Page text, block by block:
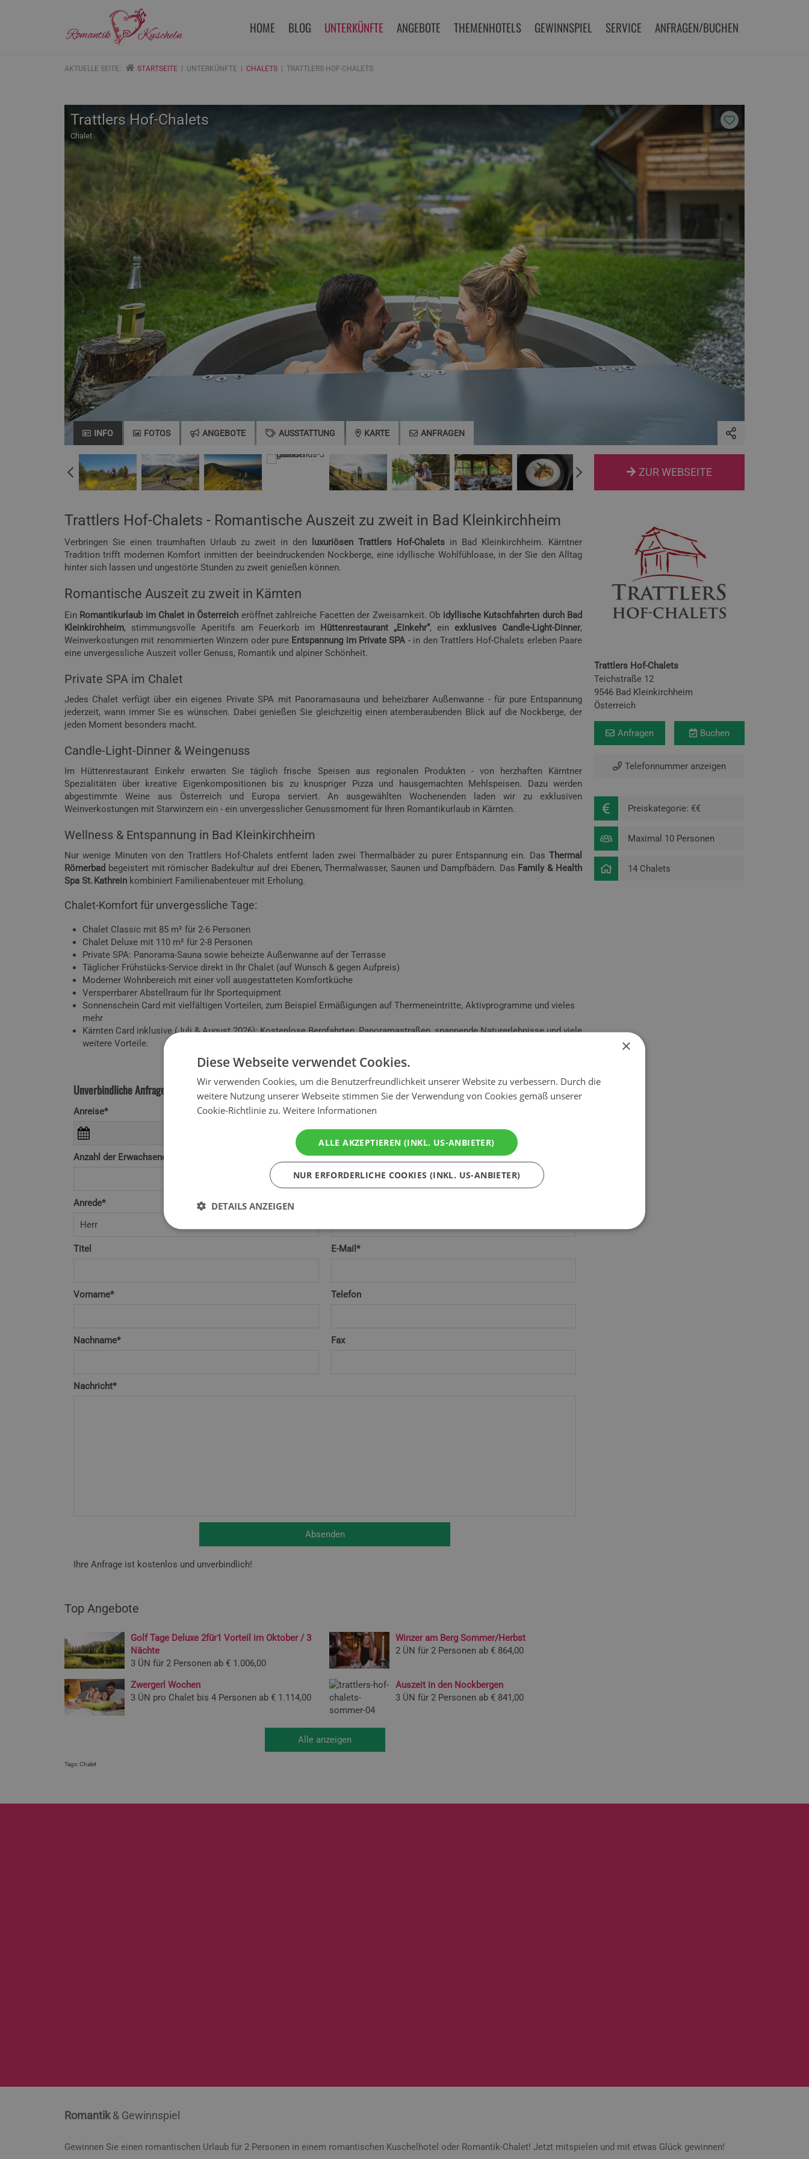
HOME BLOG UNTERKÜNFTE ANGEBOTE THEMENHOTELS GEWINNSPIEL SERVICE ANFRAGEN/BUCHEN
AKTUELLE SEITE: STARTSEITE UNTERKÜNFTE CHALETS TRATTLERS HOF-CHALETS
Trattlers Hof-Chalets
Chalet
INFO FOTOS ANGEBOTE AUSSTATTUNG KARTE ANFRAGEN
ZUR WEBSEITE
Trattlers Hof-Chalets - Romantische Auszeit zu zweit in Bad Kleinkirchheim
Verbringen Sie einen traumhaften Urlaub zu zweit in den luxuriösen Trattlers Hof-Chalets in Bad Kleinkirchheim. Kärntner
Tradition trifft modernen Komfort inmitten der beeindruckenden Nockberge, eine idyllische Wohlfühloase, in der Sie den Alltag
hinter sich lassen und ungestörte Stunden zu zweit genießen können.
Romantische Auszeit zu zweit in Kärnten
Ein Romantikurlaub im Chalet in Österreich eröffnet zahlreiche Facetten der Zweisamkeit. Ob idyllische Kutschfahrten durch Bad
Kleinkirchheim, stimmungsvolle Aperitifs am Feuerkorb im Hüttenrestaurant „Einkehr“, ein exklusives Candle-Light-Dinner,
Weinverkostungen mit renommierten Winzern oder pure Entspannung im Private SPA - in den Trattlers Hof-Chalets erleben Paare
eine unvergessliche Auszeit voller Genuss, Romantik und alpiner Schönheit.
Private SPA im Chalet
Jedes Chalet verfügt über ein eigenes Private SPA mit Panoramasauna und beheizbarer Außenwanne - für pure Entspannung
jederzeit, wann immer Sie es wünschen. Dabei genießen Sie gleichzeitig einen atemberaubenden Blick auf die Nockberge, der
jeden Moment besonders macht.
Candle-Light-Dinner & Weingenuss
Im Hüttenrestaurant Einkehr erwarten Sie täglich frische Speisen aus regionalen Produkten - von herzhaften Kärntner
Spezialitäten über kreative Eigenkompositionen bis zu knuspriger Pizza und hausgemachten Mehlspeisen. Dazu werden
abgestimmte Weine aus Österreich und Europa serviert. An ausgewählten Wochenenden laden wir zu exklusiven
Weinverkostungen mit Starwinzern ein - ein unvergesslicher Genussmoment für Ihren Romantikurlaub in Kärnten.
Wellness & Entspannung in Bad Kleinkirchheim
Nur wenige Minuten von den Trattlers Hof-Chalets entfernt laden zwei Thermalbäder zu purer Entspannung ein. Das Thermal
Römerbad begeistert mit römischer Badekultur auf drei Ebenen, Thermalwasser, Saunen und Dampfbädern. Das Family & Health
Spa St. Kathrein kombiniert Familienabenteuer mit Erholung.
Chalet-Komfort für unvergessliche Tage:
Chalet Classic mit 85 m² für 2-6 Personen
Chalet Deluxe mit 110 m² für 2-8 Personen
Private SPA: Panorama-Sauna sowie beheizte Außenwanne auf der Terrasse
Täglicher Frühstücks-Service direkt in Ihr Chalet (auf Wunsch & gegen Aufpreis)
Moderner Wohnbereich mit einer voll ausgestatteten Komfortküche
Versperrbarer Abstellraum für Ihr Sportequipment
Sonnenschein Card mit vielfältigen Vorteilen, zum Beispiel Ermäßigungen auf Thermeneintritte, Aktivprogramme und vieles
mehr
Kärnten Card inklusive (Juli & August 2026): Kostenlose Bergfahrten, Panoramastraßen, spannende Naturerlebnisse und viele
weitere Vorteile.
Unverbindliche Anfrage
Anreise* Abreise*
Anzahl der Erwachsenen* Anzahl der Kinder
Anrede*
Titel
Vorname*
Nachname*
E-Mail*
Telefon
Fax
Nachricht*
Ihre Anfrage ist kostenlos und unverbindlich!
Top Angebote
Golf Tage Deluxe 2für1 Vorteil im Oktober / 3
Nächte
3 ÜN für 2 Personen ab € 1.006,00
Winzer am Berg Sommer/Herbst
2 ÜN für 2 Personen ab € 864,00
Zwergerl Wochen
3 ÜN pro Chalet bis 4 Personen ab € 1.114,00
Auszeit in den Nockbergen
3 ÜN für 2 Personen ab € 841,00
Alle anzeigen
Tags:Chalet
Trattlers Hof-Chalets
Teichstraße 12
9546 Bad Kleinkirchheim
Österreich
Anfragen Buchen
Telefonnummer anzeigen
Preiskategorie: €€
Maximal 10 Personen
14 Chalets
Romantik& Gewinnspiel
Gewinnen Sie einen romantischen Urlaub für 2 Personen in einem romantischen Kuschelhotel oder Romantik-Chalet! Jetzt mitspielen und mit etwas Glück gewinnen!
×
Diese Webseite verwendet Cookies.
Wir verwenden Cookies, um die Benutzerfreundlichkeit unserer Website zu verbessern. Durch die
weitere Nutzung unserer Webseite stimmen Sie der Verwendung von Cookies gemäß unserer
Cookie-Richtlinie zu. Weitere Informationen
ALLE AKZEPTIEREN (INKL. US-ANBIETER)
NUR ERFORDERLICHE COOKIES (INKL. US-ANBIETER)
DETAILS ANZEIGEN